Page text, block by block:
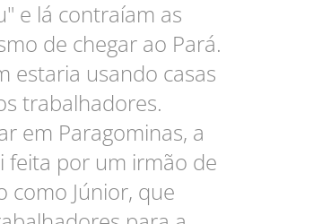
e lá contraíam as
de chegar ao Pará.
estaria usando casas
trabalhadores.
em Paragominas, a
feita por um irmão de
como Júnior, que